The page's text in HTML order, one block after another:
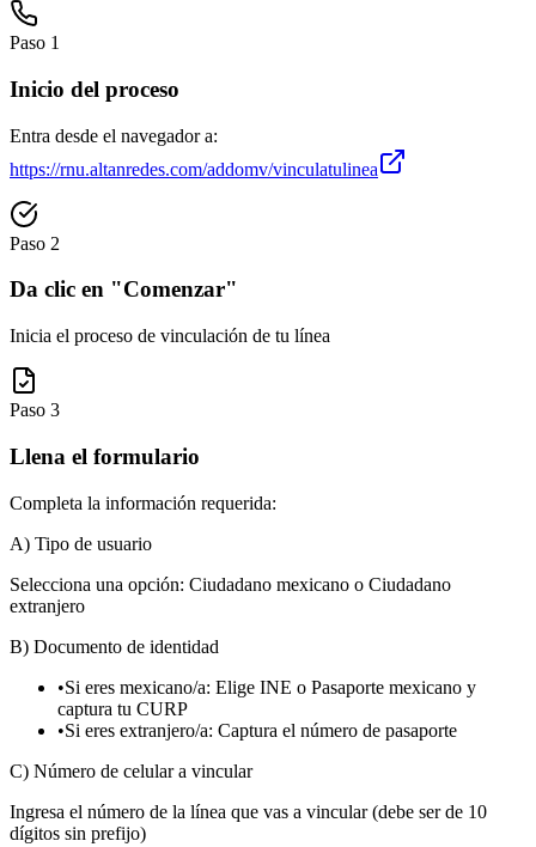
Paso 1
Inicio del proceso
Entra desde el navegador a:
https://rnu.altanredes.com/addomv/vinculatulinea
Paso 2
Da clic en "Comenzar"
Inicia el proceso de vinculación de tu línea
Paso 3
Llena el formulario
Completa la información requerida:
A) Tipo de usuario
Selecciona una opción: Ciudadano mexicano o Ciudadano
extranjero
B) Documento de identidad
•Si eres mexicano/a: Elige INE o Pasaporte mexicano y
captura tu CURP
•Si eres extranjero/a: Captura el número de pasaporte
C) Número de celular a vincular
Ingresa el número de la línea que vas a vincular (debe ser de 10
dígitos sin prefijo)